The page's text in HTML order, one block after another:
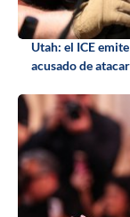
Utah: el ICE
acusado de